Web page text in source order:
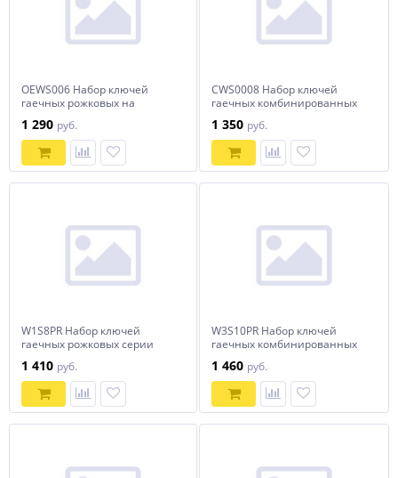
OEWS006 Набор ключей
гаечных рожковых на
предметов
1 290 руб.
CWS0008 Набор ключей
гаечных комбинированных
предметов
1 350 руб.
W1S8PR Набор ключей
гаечных рожковых серии
предметов
1 410 руб.
W3S10PR Набор ключей
гаечных комбинированных
19 мм, 10 предметов
1 460 руб.